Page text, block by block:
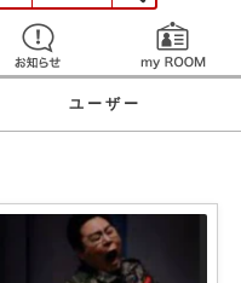
ける お知らせ
ユーザー